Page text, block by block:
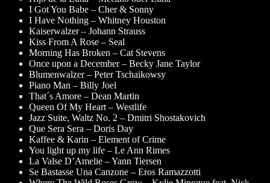
I Got You Babe – Cher & Sonny
I Have Nothing – Whitney Houston
Kaiserwalzer – Johann Strauss
Kiss From A Rose – Seal
Morning Has Broken – Cat Stevens
Once upon a December – Becky Jane Taylor
Blumenwalzer – Peter Tschaikowsy
Piano Man – Billy Joel
That´s Amore – Dean Martin
Queen Of My Heart – Westlife
Jazz Suite, Waltz No. 2 – Dmitri Shostakovich
Que Sera Sera – Doris Day
Kaffee & Karin – Element of Crime
You light up my life – Le Ann Rimes
La Valse D’Amelie – Yann Tiersen
Se Bastasse Una Canzone – Eros Ramazzotti